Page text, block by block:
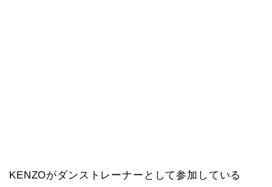
KENZOがダンストレーナーとして参加している